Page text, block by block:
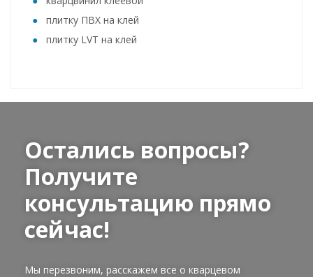
плитку ПВХ на клей
плитку LVT на клей
Остались вопросы?
Получите
консультацию прямо
сейчас!
Мы перезвоним, расскажем все о кварцевом